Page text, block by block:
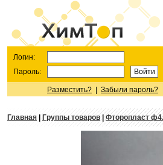
Логин:
Пароль:
Разместить? Забыли пароль?
Главная Группы товаров|Фторопласт